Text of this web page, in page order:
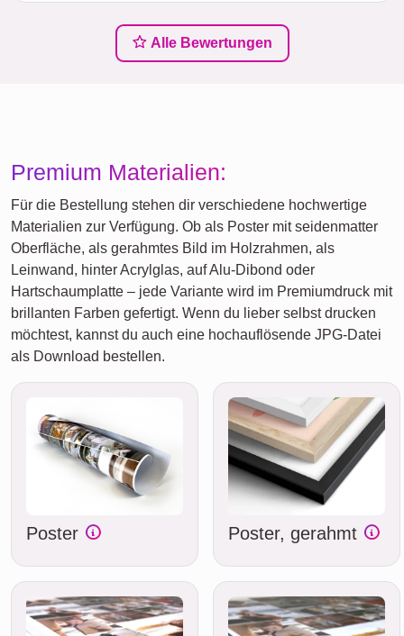
Alle Bewertungen
Premium Materialien:
Für die Bestellung stehen dir verschiedene hochwertige
Materialien zur Verfügung. Ob als Poster mit seidenmatter
Oberfläche, als gerahmtes Bild im Holzrahmen, als
Leinwand, hinter Acrylglas, auf Alu-Dibond oder
Hartschaumplatte – jede Variante wird im Premiumdruck mit
brillanten Farben gefertigt. Wenn du lieber selbst drucken
möchtest, kannst du auch eine hochauflösende JPG-Datei
als Download bestellen.
Poster Poster, gerahmt